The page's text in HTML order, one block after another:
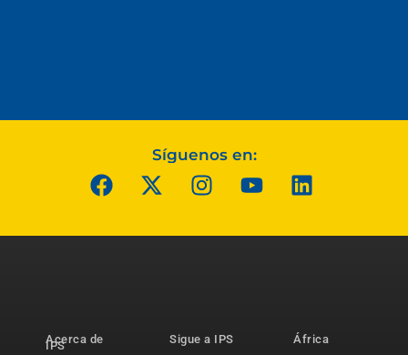
Síguenos en:
Acerca de
IPS
Sigue a IPS
África